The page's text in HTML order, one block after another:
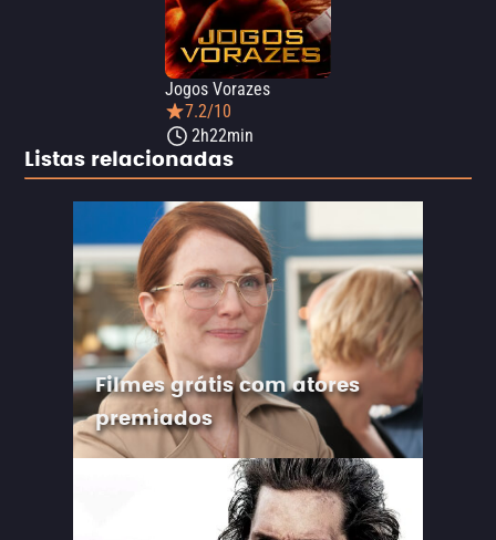
Jogos Vorazes
7.2/10
2h22min
Listas relacionadas
Filmes grátis com atores
premiados